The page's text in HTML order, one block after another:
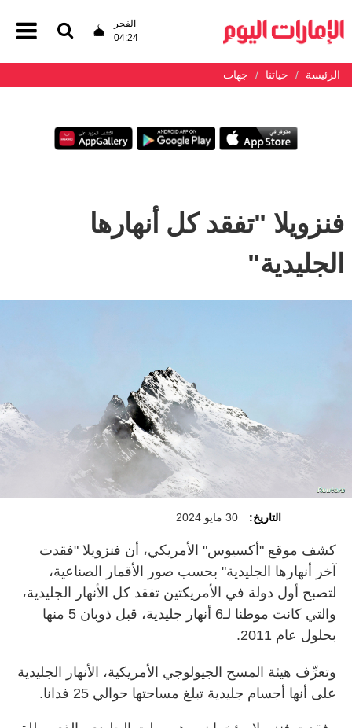
الفجر
04:24
الرئيسة حياتنا جهات
فنزويلا "تفقد كل أنهارها
الجليدية"
التاريخ: 30 مايو 2024
كشف موقع "أكسيوس" الأمريكي، أن فنزويلا "فقدت
آخر أنهارها الجليدية" بحسب صور الأقمار الصناعية،
لتصبح أول دولة في الأمريكتين تفقد كل الأنهار الجليدية،
والتي كانت موطنا لـ6 أنهار جليدية، قبل ذوبان 5 منها
بحلول عام 2011.
وتعرِّف هيئة المسح الجيولوجي الأمريكية، الأنهار الجليدية
على أنها أجسام جليدية تبلغ مساحتها حوالي 25 فدانا.